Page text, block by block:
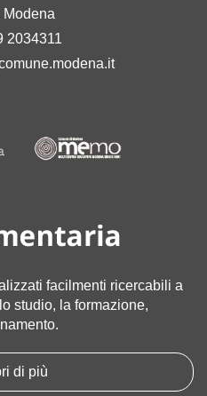
Modena
2034311
facilmenti ricercabili a
studio, la formazione,
di più